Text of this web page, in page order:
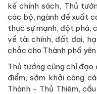
kế chính sách, Thủ
các bộ, ngành đề xuất
thực sự mạnh, đột phá,
về tài chính, đất đai,
chắc cho Thành phố
Thủ tướng cũng chỉ đạo
điểm, sớm khởi công
Thành - Thủ Thiêm,